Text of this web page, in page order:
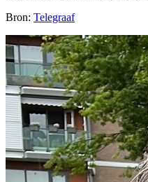
Bron: Telegraaf